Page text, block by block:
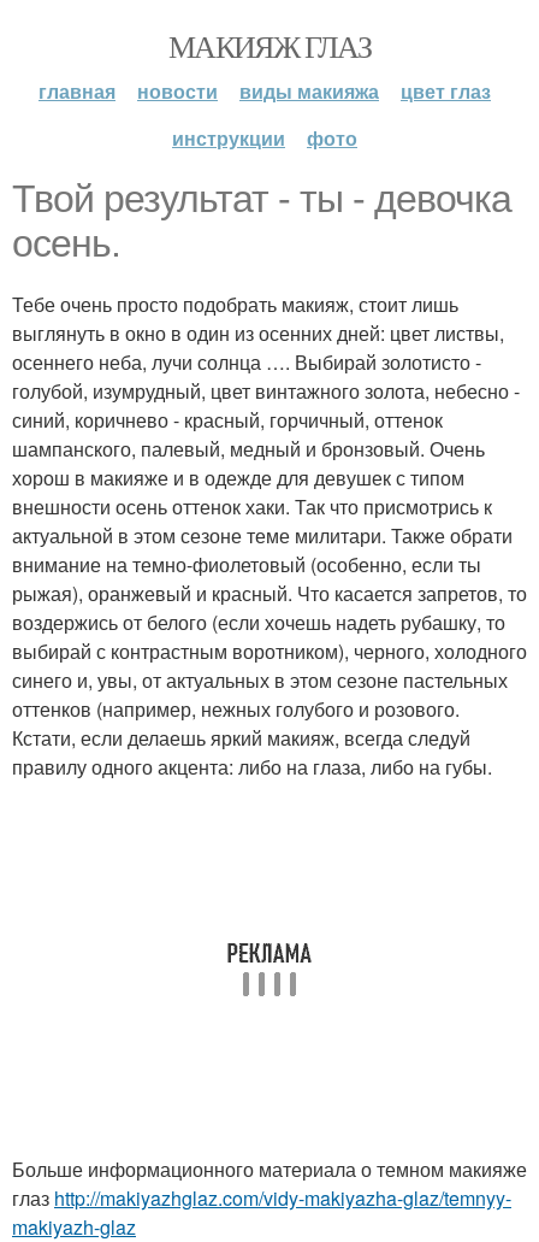
МАКИЯЖ ГЛАЗ
главная новости виды макияжа
цвет глаз
инструкции
фото
Твой результат - ты - девочка
осень.
Тебе очень просто подобрать макияж, стоит лишь
выглянуть в окно в один из осенних дней: цвет листвы,
осеннего неба, лучи солнца …. Выбирай золотисто -
голубой, изумрудный, цвет винтажного золота, небесно -
синий, коричнево - красный, горчичный, оттенок
шампанского, палевый, медный и бронзовый. Очень
хорош в макияже и в одежде для девушек с типом
внешности осень оттенок хаки. Так что присмотрись к
актуальной в этом сезоне теме милитари. Также обрати
внимание на темно-фиолетовый (особенно, если ты
рыжая), оранжевый и красный. Что касается запретов, то
воздержись от белого (если хочешь надеть рубашку, то
выбирай с контрастным воротником), черного, холодного
синего и, увы, от актуальных в этом сезоне пастельных
оттенков (например, нежных голубого и розового.
Кстати, если делаешь яркий макияж, всегда следуй
правилу одного акцента: либо на глаза, либо на губы.
Больше информационного материала о темном макияже
глаз http://makiyazhglaz.com/vidy-makiyazha-glaz/temnyy-
makiyazh-glaz